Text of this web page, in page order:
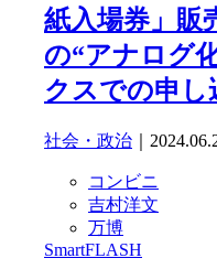
紙入場券」販
の“アナログ
クスでの申し
社会・政治 ｜
コンビニ
吉村洋文
万博
SmartFLASH